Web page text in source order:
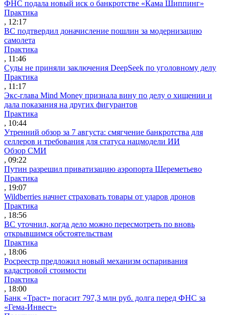
ФНС подала новый иск о банкротстве «Кама Шиппинг»
Практика
, 12:17
ВС подтвердил доначисление пошлин за модернизацию
самолета
Практика
, 11:46
Суды не приняли заключения DeepSeek по уголовному делу
Практика
, 11:17
Экс-глава Mind Money признала вину по делу о хищении и
дала показания на других фигурантов
Практика
, 10:44
Утренний обзор за 7 августа: смягчение банкротства для
селлеров и требования для статуса нацмодели ИИ
Обзор СМИ
, 09:22
Путин разрешил приватизацию аэропорта Шереметьево
Практика
, 19:07
Wildberries начнет страховать товары от ударов дронов
Практика
, 18:56
ВС уточнил, когда дело можно пересмотреть по вновь
открывшимся обстоятельствам
Практика
, 18:06
Росреестр предложил новый механизм оспаривания
кадастровой стоимости
Практика
, 18:00
Банк «Траст» погасит 797,3 млн руб. долга перед ФНС за
«Гема-Инвест»